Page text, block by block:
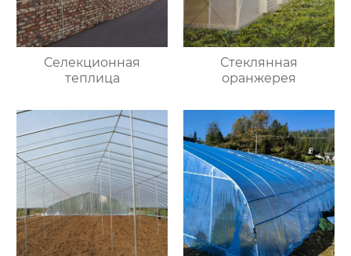
Селекционная
теплица
Стеклянная
оранжерея